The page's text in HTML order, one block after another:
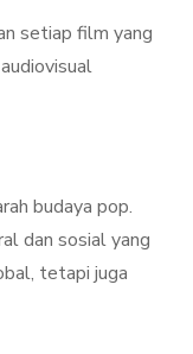
setiap film yang
budaya pop.
dan sosial yang
tetapi juga